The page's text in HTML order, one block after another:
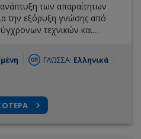
των απαραίτητων
την εξόρυξη γνώσης από
τεχνικών και
ΓΛΩΣΣΑ: Ελληνικά